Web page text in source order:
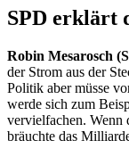
SPD erklärt
Robin Mesarosch
der Strom aus der
Politik aber müsse
werde sich zum
vervielfachen. Wenn
bräuchte das